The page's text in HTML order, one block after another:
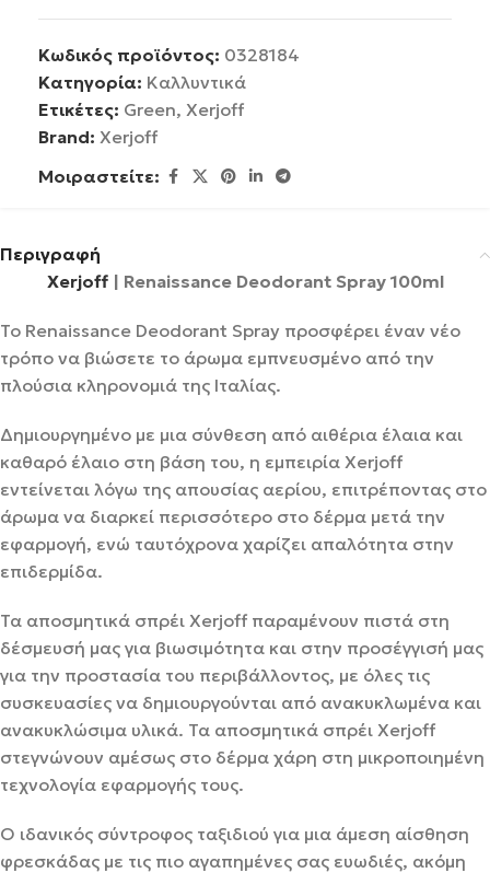
Κωδικός προϊόντος: 0328184
Κατηγορία: Καλλυντικά
Ετικέτες: Green, Xerjoff
Brand: Xerjoff
Μοιραστείτε:
Περιγραφή
Xerjoff| Renaissance Deodorant Spray 100ml
Το Renaissance Deodorant Spray προσφέρει έναν νέο
τρόπο να βιώσετε το άρωμα εμπνευσμένο από την
πλούσια κληρονομιά της Ιταλίας.
Δημιουργημένο με μια σύνθεση από αιθέρια έλαια και
καθαρό έλαιο στη βάση του, η εμπειρία Xerjoff
εντείνεται λόγω της απουσίας αερίου, επιτρέποντας στο
άρωμα να διαρκεί περισσότερο στο δέρμα μετά την
εφαρμογή, ενώ ταυτόχρονα χαρίζει απαλότητα στην
επιδερμίδα.
Τα αποσμητικά σπρέι Xerjoff παραμένουν πιστά στη
δέσμευσή μας για βιωσιμότητα και στην προσέγγισή μας
για την προστασία του περιβάλλοντος, με όλες τις
συσκευασίες να δημιουργούνται από ανακυκλωμένα και
ανακυκλώσιμα υλικά. Τα αποσμητικά σπρέι Xerjoff
στεγνώνουν αμέσως στο δέρμα χάρη στη μικροποιημένη
τεχνολογία εφαρμογής τους.
Ο ιδανικός σύντροφος ταξιδιού για μια άμεση αίσθηση
φρεσκάδας με τις πιο αγαπημένες σας ευωδιές, ακόμη